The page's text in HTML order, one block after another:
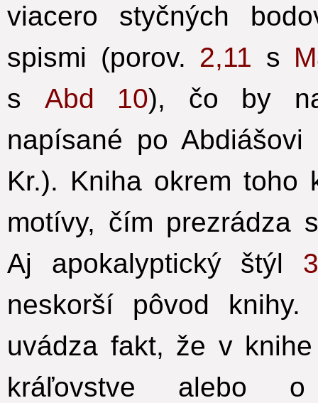
viacero styčných
spismi (porov. 2,11 s
s Abd 10), čo by
napísané po
Kr.). Kniha okrem toho
motívy, čím prezrádza
Aj apokalyptický štýl
neskorší pôvod
uvádza fakt, že v
kráľovstve alebo